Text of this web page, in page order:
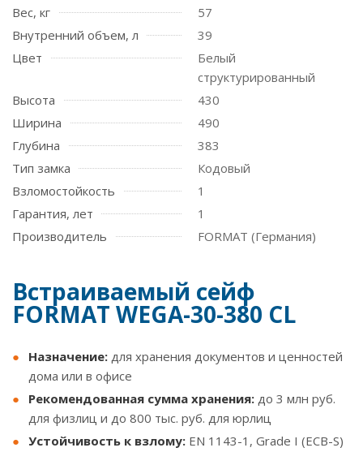
Вес, кг
57
Внутренний объем, л
39
Цвет
Белый
структурированный
Высота
430
Ширина
490
Глубина
383
Тип замка
Кодовый
Взломостойкость
1
Гарантия, лет
1
Производитель
FORMAT (Германия)
Встраиваемый сейф
FORMAT WEGA-30-380 CL
Назначение: для хранения документов и ценностей
дома или в офисе
Рекомендованная сумма хранения: до 3 млн руб.
для физлиц и до 800 тыс. руб. для юрлиц
Устойчивость к взлому: EN 1143-1, Grade I (ECB-S)